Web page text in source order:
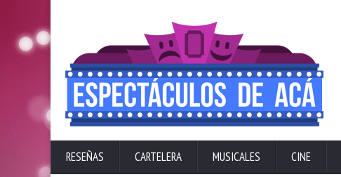
RESEÑAS CARTELERA MUSICALES CINE